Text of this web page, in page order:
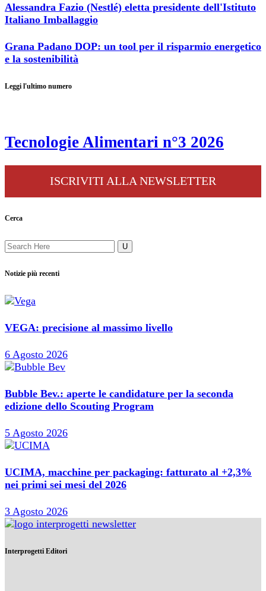
Alessandra Fazio (Nestlé) eletta presidente dell'Istituto
Italiano Imballaggio
Grana Padano DOP: un tool per il risparmio energetico
e la sostenibilità
Leggi l'ultimo numero
Tecnologie Alimentari n°3 2026
ISCRIVITI ALLA NEWSLETTER
Cerca
Notizie più recenti
VEGA: precisione al massimo livello
6 Agosto 2026
Bubble Bev.: aperte le candidature per la seconda
edizione dello Scouting Program
5 Agosto 2026
UCIMA, macchine per packaging: fatturato al +2,3%
nei primi sei mesi del 2026
3 Agosto 2026
Interprogetti Editori